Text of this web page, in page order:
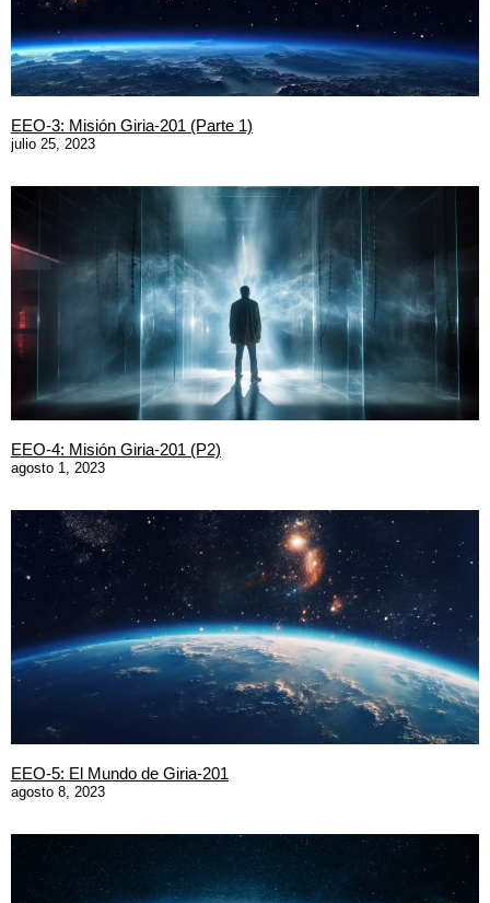
EEO-3: Misión Giria-201 (Parte 1)
julio 25, 2023
EEO-4: Misión Giria-201 (P2)
agosto 1, 2023
EEO-5: El Mundo de Giria-201
agosto 8, 2023